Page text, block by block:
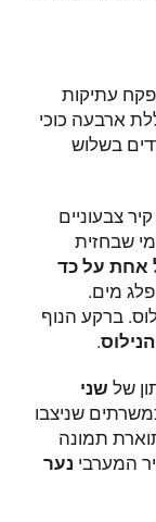
ג' עורי מפקח עתיקות
ארבעה כוכי
בשלוש
צבעוניים
שבחזית
אחת על כד
פלג מים.
ברקע הנוף
.
של שני
שניצבו
תמונה
המערבי נער